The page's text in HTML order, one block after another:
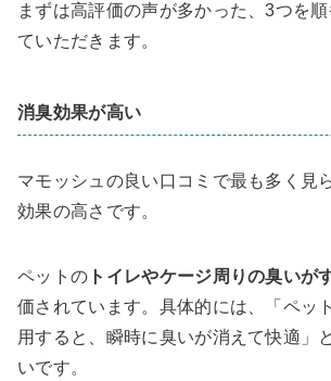
まずは高評価の声が多かった、3つを
ていただきます。
消臭効果が高い
マモッシュの良い口コミで最も多く見
効果の高さです。
ペットの トイレやケージ周りの臭いが
価されています。具体的には、「ペッ
用すると、瞬時に臭いが消えて快適」
いです。